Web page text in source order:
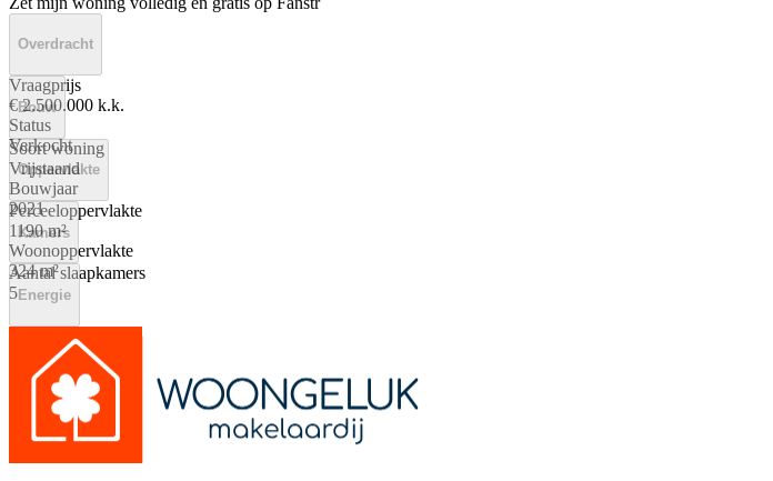
Overdracht
Vraagprijs
€ 2.500.000 k.k.
Status
Verkocht
Bouw
Soort woning
Vrijstaand
Bouwjaar
2021
Oppervlakte
Perceeloppervlakte
1190 m²
Woonoppervlakte
324 m²
Kamers
Aantal slaapkamers
5 Energie
Energielabel
A+++